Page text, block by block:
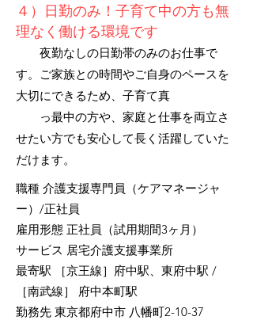
４）日勤のみ！子育て中の方も無
理なく働ける環境です
夜勤なしの日勤帯のみのお仕事で
す。ご家族との時間やご自身のペースを
大切にできるため、子育て真
っ最中の方や、家庭と仕事を両立さ
せたい方でも安心して長く活躍していた
だけます。
職種 介護支援専門員（ケアマネージャ
ー）/正社員
雇用形態 正社員（試用期間3ヶ月）
サービス 居宅介護支援事業所
最寄駅 ［京王線］府中駅、東府中駅 /
［南武線］ 府中本町駅
勤務先 東京都府中市 八幡町2-10-37